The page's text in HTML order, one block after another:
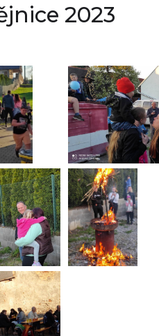
2023